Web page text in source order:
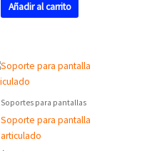
Añadir al carrito
Soportes para pantallas
Soporte para pantalla
articulado